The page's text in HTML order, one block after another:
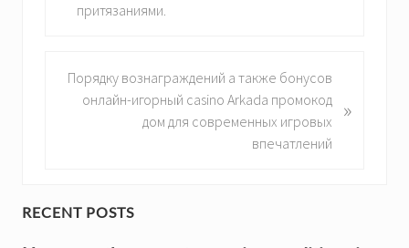
:
притязаниями.
s
Порядку вознаграждений а также бонусов
онлайн-игорный casino Arkada промокод
дом для современных игровых
впечатлений
»
P
RECENT POSTS